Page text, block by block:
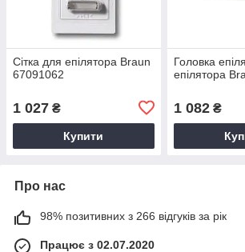
Сітка для епілятора Braun
67091062
1 027 ₴
Купити
Головка
епілятора
1 082₴
Про нас
98% позитивних з 266 відгуків за рік
Працює з 02.07.2020